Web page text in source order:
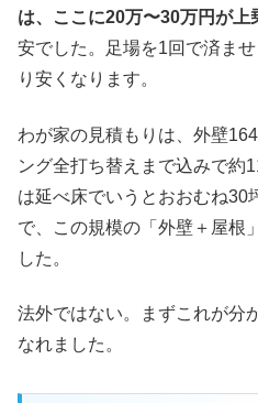
は、ここに20万〜30万円が上
安でした。足場を1回で済ま
り安くなります。
わが家の見積もりは、外壁
ング全打ち替えまで込みで約
は延べ床でいうとおおむね30
で、この規模の「外壁＋屋根
した。
法外ではない。まずこれが分
なれました。